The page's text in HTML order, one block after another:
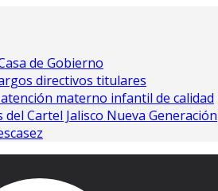
de Gobierno
directivos titulares
materno infantil de calidad
Cartel Jalisco Nueva Generación